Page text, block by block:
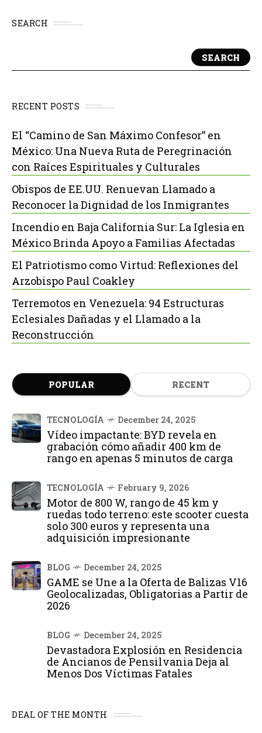
SEARCH
SEARCH
RECENT POSTS
El “Camino de San Máximo Confesor” en
México: Una Nueva Ruta de Peregrinación
con Raíces Espirituales y Culturales
Obispos de EE.UU. Renuevan Llamado a
Reconocer la Dignidad de los Inmigrantes
Incendio en Baja California Sur: La Iglesia en
México Brinda Apoyo a Familias Afectadas
El Patriotismo como Virtud: Reflexiones del
Arzobispo Paul Coakley
Terremotos en Venezuela: 94 Estructuras
Eclesiales Dañadas y el Llamado a la
Reconstrucción
POPULAR RECENT
TECNOLOGÍA December 24, 2025
Vídeo impactante: BYD revela en
grabación cómo añadir 400 km de
rango en apenas 5 minutos de carga
TECNOLOGÍA February 9, 2026
Motor de 800 W, rango de 45 km y
ruedas todo terreno: este scooter cuesta
solo 300 euros y representa una
adquisición impresionante
BLOG December 24, 2025
GAME se Une a la Oferta de Balizas V16
Geolocalizadas, Obligatorias a Partir de
2026
BLOG December 24, 2025
Devastadora Explosión en Residencia
de Ancianos de Pensilvania Deja al
Menos Dos Víctimas Fatales
DEAL OF THE MONTH